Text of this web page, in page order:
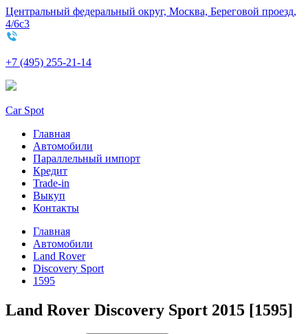
Центральный федеральный округ, Москва, Береговой проезд,
4/6с3
+7 (495) 255-21-14
Car Spot
Главная
Автомобили
Параллельный импорт
Кредит
Trade-in
Выкуп
Контакты
Главная
Автомобили
Land Rover
Discovery Sport
1595
Land Rover Discovery Sport 2015 [1595]